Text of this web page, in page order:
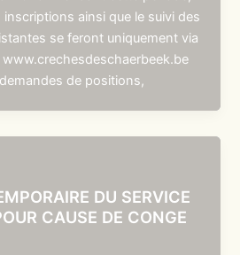
ainsi que le suivi des
se feront uniquement via
de positions,
DU SERVICE
CAUSE DE CONGE